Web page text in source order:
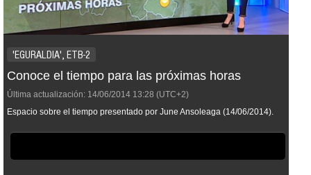
'EGURALDIA', ETB-2
Conoce el tiempo para las próximas horas
Última actualización: 14/06/2014 13:28 (UTC+2)
Espacio sobre el tiempo presentado por June Ansoleaga (14/06/2014).